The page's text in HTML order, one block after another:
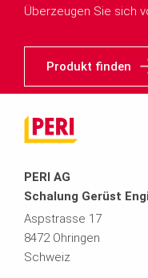
Überzeugen Sie sich
Produkt finden
PERI AG
Schalung Gerüst
Aspstrasse 17
8472 Ohringen
Schweiz